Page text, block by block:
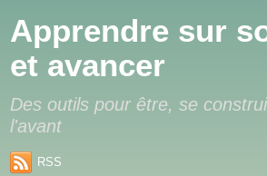
Apprendre sur
et avancer
Des outils pour être, se
l'avant
RSS